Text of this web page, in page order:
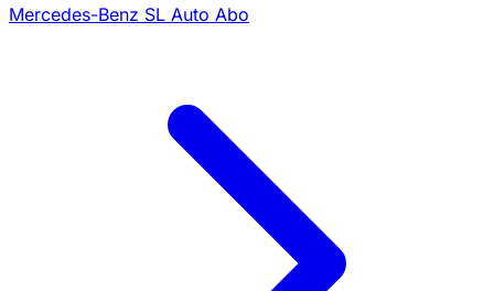
Mercedes-Benz SL Auto Abo